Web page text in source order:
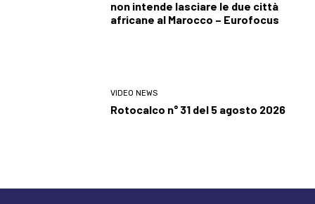
non intende lasciare le due città
africane al Marocco – Eurofocus
VIDEO NEWS
Rotocalco n° 31 del 5 agosto 2026